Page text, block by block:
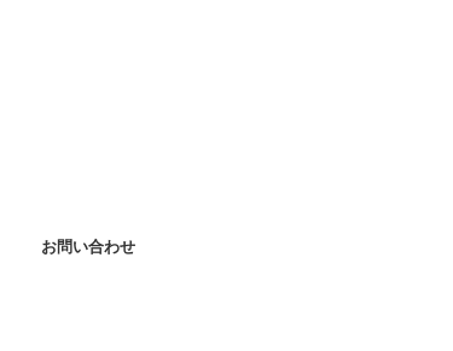
お問い合わせ